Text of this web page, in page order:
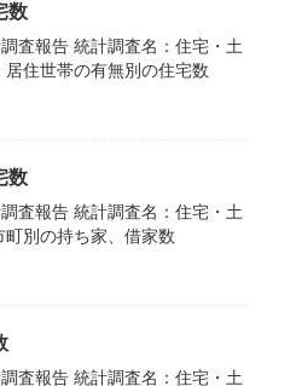
数
査報告 統計調査名：住宅・土
住世帯の有無別の住宅数
数
査報告 統計調査名：住宅・土
別の持ち家、借家数
査報告 統計調査名：住宅・土